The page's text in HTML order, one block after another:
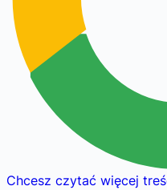
Chcesz czytać więcej